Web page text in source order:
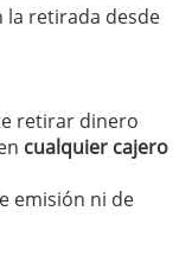
la retirada desde
retirar dinero
cualquier cajero
emisión ni de